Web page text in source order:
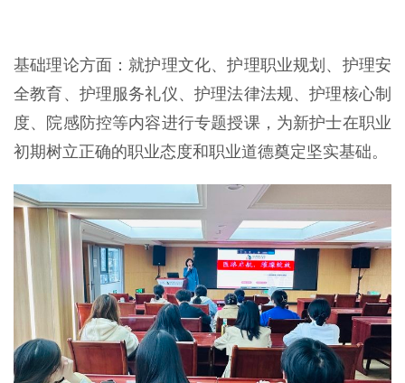
基础理论方面：就护理文化、护理职业规划、护理安
全教育、护理服务礼仪、护理法律法规、护理核心制
度、院感防控等内容进行专题授课，为新护士在职业
初期树立正确的职业态度和职业道德奠定坚实基础。